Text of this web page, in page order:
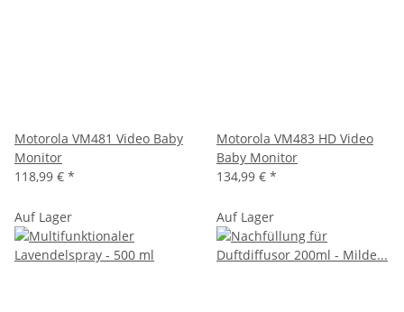
Motorola VM481 Video Baby
Monitor
118,99 € *
Motorola VM483 HD Video
Baby Monitor
134,99 € *
Auf Lager Auf Lager